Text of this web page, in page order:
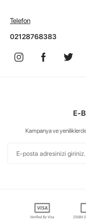
Telefon
02128768383
E-
Kampanya ve